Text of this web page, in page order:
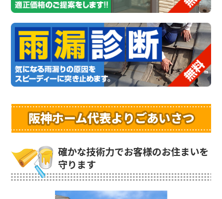
阪神ホーム代表よりごあいさつ
確かな技術力でお客様のお住まいを
守ります